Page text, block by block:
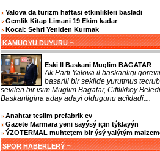
Yalova da turizm haftasi etkinlikleri basladi
Gemlik Kitap Limani 19 Ekim kadar
Kocal: Sehri Yeniden Kurmak
KAMUOYU DUYURU ¬
Eski Il Baskani Muglim BAGATAR
Ak Parti Yalova il baskanligi
basarili bir sekilde yurutmus
sevilen bir isim Muglim Bagatar, Ciftlikkoy
Baskanligina aday adayi oldugunu acikladi....
Anahtar teslim prefabrik ev
Gazete Marmara yeni sayýsý için týklayýn
ÝZOTERMAL muhteţem bir ýsý yalýtým
SPOR HABERLERÝ ¬